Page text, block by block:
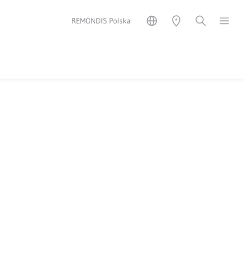
REMONDIS Polska